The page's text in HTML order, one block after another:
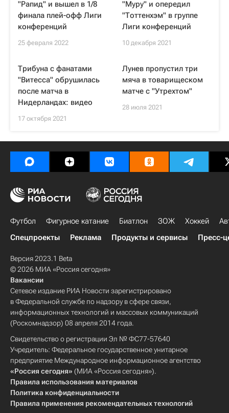
"Рапид" и вышел в 1/8
финала плей-офф Лиги
конференций
25 февраля 2022
"Муру" и опередил
"Тоттенхэм" в группе
Лиги конференций
10 декабря 2021
Трибуна с фанатами
"Витесса" обрушилась
после матча в
Нидерландах: видео
17 октября 2021
Лунев пропустил три
мяча в товарищеском
матче с "Утрехтом"
28 июля 2021
Футбол Фигурное катание Биатлон ЗОЖ Хоккей
Спецпроекты
Реклама Продукты и сервисы Пресс-
Версия 2023.1 Beta
© 2026 МИА «Россия сегодня»
Вакансии
Сетевое издание РИА Новости зарегистрировано
в Федеральной службе по надзору в сфере связи,
информационных технологий и массовых коммуникаций
(Роскомнадзор) 08 апреля 2014 года.
Свидетельство о регистрации Эл № ФС77-57640
Учредитель: Федеральное государственное унитарное
предприятие Международное информационное агентство
«Россия сегодня» (МИА «Россия сегодня»).
Правила использования материалов
Политика конфиденциальности
Правила применения рекомендательных технологий